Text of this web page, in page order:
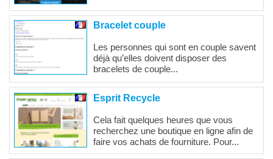
Bracelet couple
Les personnes qui sont en couple savent
déjà qu’elles doivent disposer des
bracelets de couple...
Esprit Recycle
Cela fait quelques heures que vous
recherchez une boutique en ligne afin de
faire vos achats de fourniture. Pour...